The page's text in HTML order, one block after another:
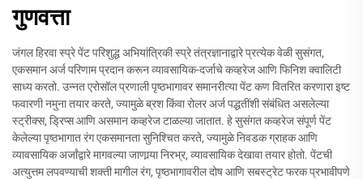
गुणवत्ता
जंगल हिरवा स्प्रे पेंट परिशुद्ध अभियांत्रिकी स्प्रे तंत्रज्ञानाद्वारे प्रत्येक वेळी सुसंगत,
एकसमान अर्ज परिणाम प्रदान करून व्यावसायिक-दर्जाचे कव्हरेज आणि फिनिश क्वालिटी
साध्य करतो. उन्नत एरोसॉल प्रणाली पृष्ठभागावर समानरीत्या पेंट कण वितरित करणारा इष्ट
फवारणी नमुना तयार करते, ज्यामुळे ब्रश किंवा रोलर अर्ज पद्धतींशी संबंधित असलेल्या
स्ट्रीक्स, ड्रिप्स आणि असमान कव्हरेज टाळल्या जातात. हे सुसंगत कव्हरेज संपूर्ण पेंट
केलेल्या पृष्ठभागात रंग एकसमानता सुनिश्चित करते, ज्यामुळे निवडक ग्राहक आणि
व्यावसायिक अर्जांद्वारे मागवल्या जाणार्‍या निरभ्र, व्यावसायिक देखावा तयार होतो. पेंटची
अत्युत्तम लपवण्याची शक्ती मागील रंग, पृष्ठभागावरील दोष आणि सबस्ट्रेट फरक प्रभावीपणे